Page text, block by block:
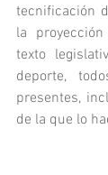
tecnificación
la
texto
deporte,
presentes,
de la que lo